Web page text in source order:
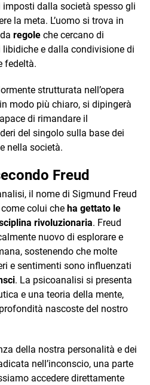
dalla società spesso gli
la meta. L’uomo si trova in
regole che cercano di
e dalla condivisione di
fedeltà.
strutturata nell’opera
in modo più chiaro, si dipingerà
di rimandare il
del singolo sulla base dei
nella società.
Freud
il nome di Sigmund Freud
colui che ha gettato le
rivoluzionaria. Freud
nuovo di esplorare e
sostenendo che molte
e sentimenti sono influenzati
. La psicoanalisi si presenta
e una teoria della mente,
nascoste del nostro
della nostra personalità e dei
nell’inconscio, una parte
accedere direttamente